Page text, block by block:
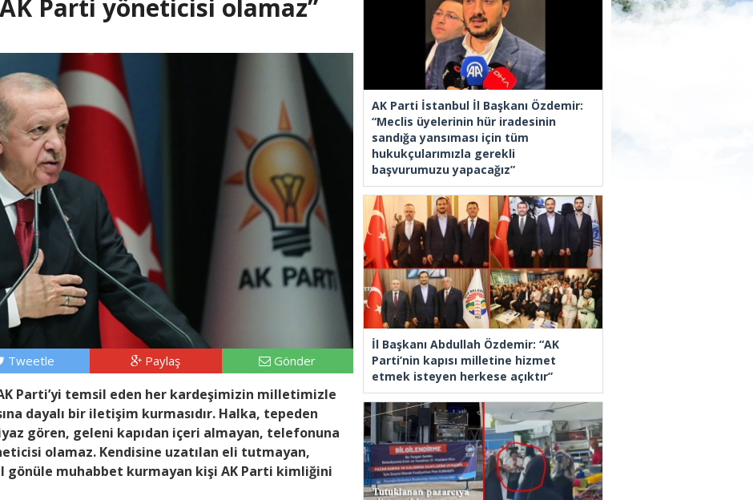
Parti yöneticisi olamaz”
Tweetle Paylaş Gönder
Parti’yi temsil eden her kardeşimizin milletimizle
dayalı bir iletişim kurmasıdır. Halka, tepeden
gören, geleni kapıdan içeri almayan, telefonuna
olamaz. Kendisine uzatılan eli tutmayan,
gönüle muhabbet kurmayan kişi AK Parti kimliğini
AK Parti İstanbul İl Başkanı Özdemir:
“Meclis üyelerinin hür iradesinin
sandığa yansıması için tüm
hukukçularımızla gerekli
başvurumuzu yapacağız”
İl Başkanı Abdullah Özdemir: “AK
Parti’nin kapısı milletine hizmet
etmek isteyen herkese açıktır”